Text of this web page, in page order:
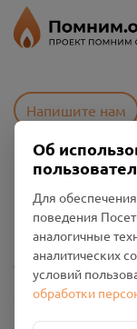
Напишите нам
Политика
Промо-материалы
Настройки cookies
Общество с
Проект Помним»
Об
Для
поведения
аналогичные
аналитических
условий
обработки